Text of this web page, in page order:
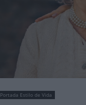
Portada Estilo de Vida